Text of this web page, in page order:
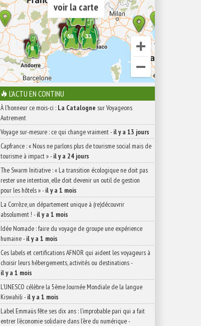
voir la carte
L'ACTU EN CONTINU
À l'honneur ce mois-ci : La Catalogne sur Voyageons
Autrement
Voyage sur-mesure : ce qui change vraiment-il y a 13 jours
Capfrance : « Nous ne parlons plus de tourisme social mais de
tourisme à impact »-il y a 24 jours
The Swarm Initiative : « La transition écologique ne doit pas
rester une intention, elle doit devenir un outil de gestion
pour les hôtels »-il y a 1 mois
La Corrèze, un département unique à (re)découvrir
absolument ! -il y a 1 mois
Idée Nomade : faire du voyage de groupe une expérience
humaine-il y a 1 mois
Ces labels et certifications AFNOR qui aident les voyageurs à
choisir leurs hébergements, activités ou destinations-
il y a 1 mois
L’UNESCO célèbre la 5ème Journée Mondiale de la langue
Kiswahili -il y a 1 mois
Label Emmaüs fête ses dix ans : l’improbable pari qui a fait
entrer l’économie solidaire dans l’ère du numérique-